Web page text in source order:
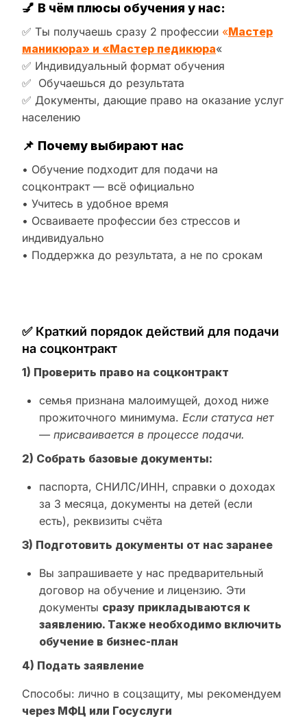
💅 В чём плюсы обучения у нас:
✅ Ты получаешь сразу 2 профессии «Мастер
маникюра» и «Мастер педикюра«
✅ Индивидуальный формат обучения
✅ Обучаешься до результата
✅ Документы, дающие право на оказание услуг
населению
📌 Почему выбирают нас
• Обучение подходит для подачи на
соцконтракт — всё официально
• Учитесь в удобное время
• Осваиваете профессии без стрессов и
индивидуально
• Поддержка до результата, а не по срокам
✅ Краткий порядок действий для подачи
на соцконтракт
1) Проверить право на соцконтракт
семья признана малоимущей, доход ниже
прожиточного минимума. Если статуса нет
— присваивается в процессе подачи.
2) Собрать базовые документы:
паспорта, СНИЛС/ИНН, справки о доходах
за 3 месяца, документы на детей (если
есть), реквизиты счёта
3) Подготовить документы от нас заранее
Вы запрашиваете у нас предварительный
договор на обучение и лицензию. Эти
документы сразу прикладываются к
заявлению. Также необходимо включить
обучение в бизнес-план
4) Подать заявление
Способы: лично в соцзащиту, мы рекомендуем
через МФЦ или Госуслуги